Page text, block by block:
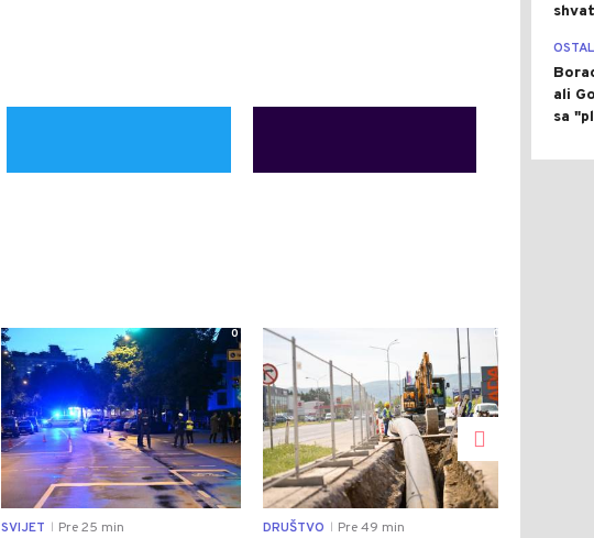
0
SVIJET Pre 25 min
0
DRUŠTVO Pre 49 min
ali
sa